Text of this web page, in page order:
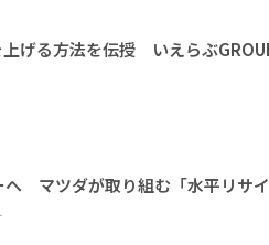
げる方法を伝授 いえらぶ
マツダが取り組む「水平リサイ